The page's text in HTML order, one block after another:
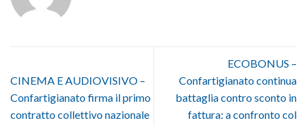
CINEMA E AUDIOVISIVO –
Confartigianato firma il primo
contratto collettivo nazionale
ECOBONUS –
Confartigianato continua
battaglia contro sconto in
fattura: a confronto col